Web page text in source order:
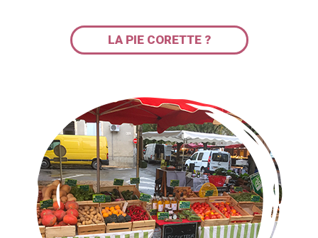
LA PIE CORETTE ?